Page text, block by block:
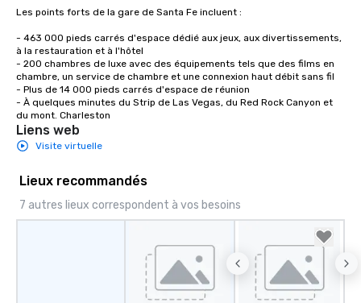
Les points forts de la gare de Santa Fe incluent :
- 463 000 pieds carrés d'espace dédié aux jeux, aux divertissements,
à la restauration et à l'hôtel
- 200 chambres de luxe avec des équipements tels que des films en
chambre, un service de chambre et une connexion haut débit sans fil
- Plus de 14 000 pieds carrés d'espace de réunion
- À quelques minutes du Strip de Las Vegas, du Red Rock Canyon et
du mont. Charleston
Liens web
Visite virtuelle
Lieux recommandés
7 autres lieux correspondent à vos besoins